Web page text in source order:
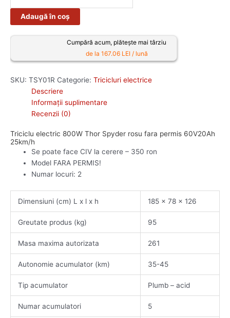
Adaugă în coș
Cumpără acum, plătește mai târziu
de la 167.06 LEI / lună
SKU: TSY01R Categorie: Tricicluri electrice
Descriere
Informații suplimentare
Recenzii (0)
Triciclu electric 800W Thor Spyder rosu fara permis 60V20Ah
25km/h
Se poate face CIV la cerere – 350 ron
Model FARA PERMIS!
Numar locuri: 2
Dimensiuni (cm) L x l x h 185 x 78 x 126
Greutate produs (kg) 95
Masa maxima autorizata 261
Autonomie acumulator (km) 35-45
Tip acumulator Plumb – acid
Numar acumulatori 5